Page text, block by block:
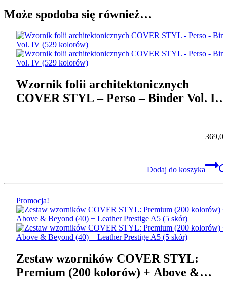
Może spodoba się również…
Wzornik folii architektonicznych
COVER STYL – Perso – Binder Vol. IV
Dodaj do koszyka
Promocja!
Zestaw wzorników COVER STYL:
Premium (200 kolorów) + Above &